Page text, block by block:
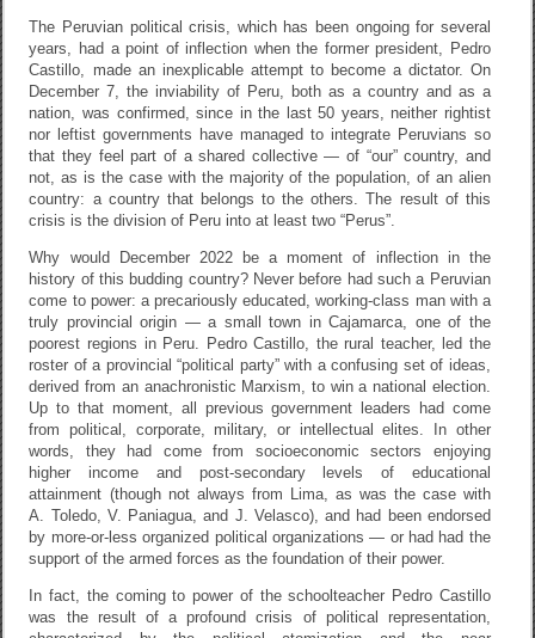
k
The Peruvian political crisis, which has been ongoing for several
years, had a point of inflection when the former president, Pedro
Castillo, made an inexplicable attempt to become a dictator. On
December 7, the inviability of Peru, both as a country and as a
nation, was confirmed, since in the last 50 years, neither rightist
nor leftist governments have managed to integrate Peruvians so
that they feel part of a shared collective — of “our” country, and
not, as is the case with the majority of the population, of an alien
country: a country that belongs to the others. The result of this
crisis is the division of Peru into at least two “Perus”.
Why would December 2022 be a moment of inflection in the
history of this budding country? Never before had such a Peruvian
come to power: a precariously educated, working-class man with a
truly provincial origin — a small town in Cajamarca, one of the
poorest regions in Peru. Pedro Castillo, the rural teacher, led the
roster of a provincial “political party” with a confusing set of ideas,
derived from an anachronistic Marxism, to win a national election.
Up to that moment, all previous government leaders had come
from political, corporate, military, or intellectual elites. In other
words, they had come from socioeconomic sectors enjoying
higher income and post-secondary levels of educational
attainment (though not always from Lima, as was the case with
A. Toledo, V. Paniagua, and J. Velasco), and had been endorsed
by more-or-less organized political organizations — or had had the
support of the armed forces as the foundation of their power.
In fact, the coming to power of the schoolteacher Pedro Castillo
was the result of a profound crisis of political representation,